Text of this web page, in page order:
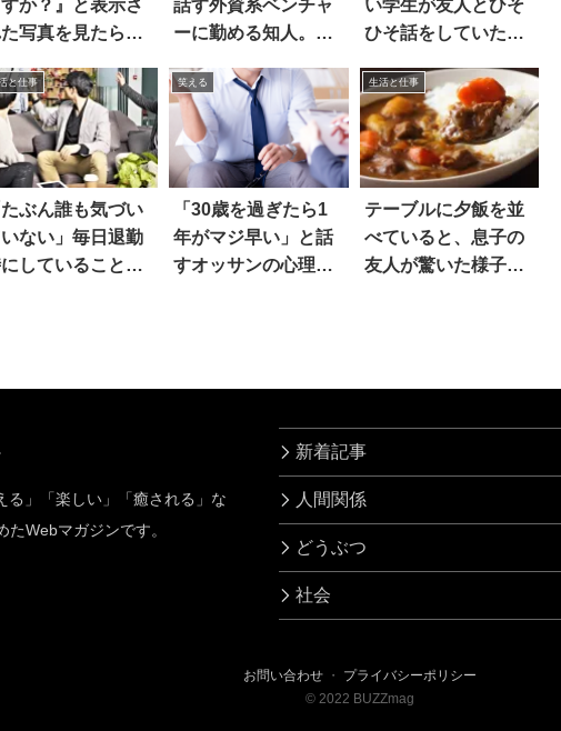
すか？』と表示さ
写真を見たら…
話す外資系ベンチャ
ーに勤める知人。で
い学生が友人とひそ
ひそ話をしていたの
と仕事
たぶん誰も気づい
ない」毎日退勤
していること
笑える
「30歳を過ぎたら1
年がマジ早い」と話
すオッサンの心理
生活と仕事
テーブルに夕飯を並
べていると、息子の
友人が驚いた様子
」「楽しい」「癒される」な
Webマガジンです。
新着記事
人間関係
どうぶつ
社会
お問い合わせ ・ プライバシーポリシー
© 2022 BUZZmag